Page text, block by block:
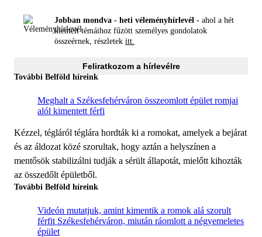
Jobban mondva - heti véleményhírlevél - ahol a hét
kiemelt témáihoz fűzött személyes gondolatok
összeérnek, részletek itt.
Feliratkozom a hírlevélre
További Belföld híreink
Meghalt a Székesfehérváron összeomlott épület romjai
alól kimentett férfi
Kézzel, tégláról téglára hordták ki a romokat, amelyek a bejárat
és az áldozat közé szorultak, hogy aztán a helyszínen a
mentősök stabilizálni tudják a sérült állapotát, mielőtt kihozták
az összedőlt épületből.
További Belföld híreink
Videón mutatjuk, amint kimentik a romok alá szorult
férfit Székesfehérváron, miután ráomlott a négyemeletes
épület